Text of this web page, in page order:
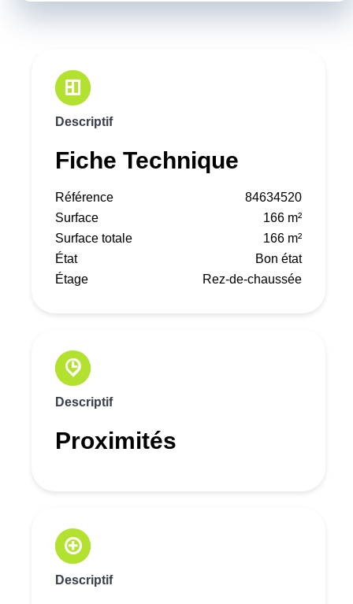
Descriptif
Fiche Technique
Référence
84634520
Surface
166 m²
Surface totale
166 m²
État
Bon état
Étage
Rez-de-chaussée
Descriptif
Proximités
Descriptif